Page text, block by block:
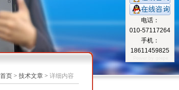
首页 > 技术文章 > 详细内容
电话：
010-57117264
手机：
18611459825